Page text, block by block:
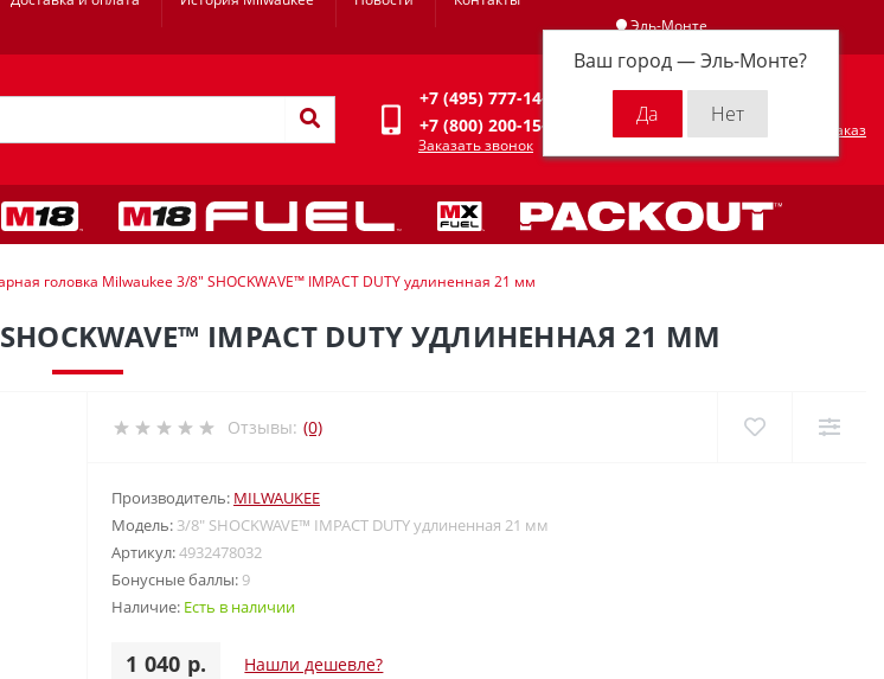
Эль-Монте
Ваш город —Эль-Монте?
Личный кабинет
+7 (495) 777-14-94
+7 (800) 200-15-94
Заказать звонок
Оформить заказ
головка Milwaukee 3/8″ SHOCKWAVE™ IMPACT DUTY удлиненная 21 мм
IMPACT DUTY УДЛИНЕННАЯ 21 ММ
Отзывы: (0)
Производитель: MILWAUKEE
Модель: 3/8″ SHOCKWAVE™ IMPACT DUTY удлиненная 21 мм
Артикул:4932478032
Бонусные баллы: 9
Наличие: Есть в наличии
1 040 р. Нашли дешевле?